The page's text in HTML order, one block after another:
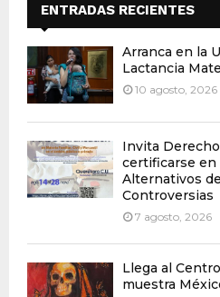
ENTRADAS RECIENTES
Arranca en la
Lactancia
10 agosto, 2026
Invita
certificarse en
Alternativos
Controversias
7 agosto, 2026
Llega al
muestra